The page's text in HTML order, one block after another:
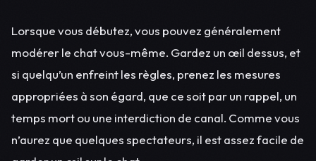
Lorsque vous débutez, vous pouvez généralement
modérer le chat vous-même. Gardez un œil dessus, et
si quelqu’un enfreint les règles, prenez les mesures
appropriées à son égard, que ce soit par un rappel, un
temps mort ou une interdiction de canal. Comme vous
n’aurez que quelques spectateurs, il est assez facile de